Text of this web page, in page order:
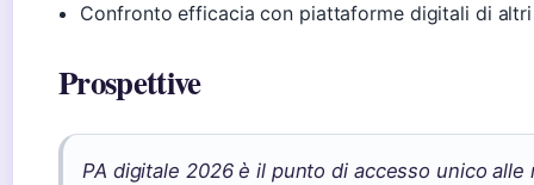
Confronto efficacia con piattaforme digitali di altri
Prospettive
PA digitale 2026 è il punto di accesso unico alle